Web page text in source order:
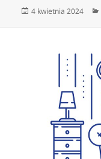
Data
4 kwietnia 2024